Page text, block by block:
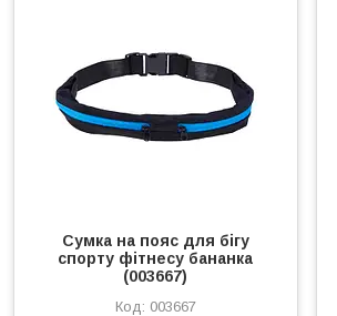
Сумка на пояс для бігу
спорту фітнесу бананка
(003667)
003667